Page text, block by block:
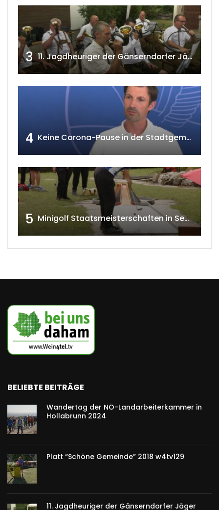
3 11. Jagdheuriger der Gänserndorfer Jäger 2020 w4tv166
4 Keine Corona-Pause in der Stadtgemeinde Gänserndorf Teil 1. w4tv173-2021
5 Minigolf Staatsmeisterschaften in Seefeld-Kadolz w4tv174
BELIEBTE BEITRÄGE
Wandertag der NÖ-Landarbeiterkammer in
Hollabrunn 2024
Platt “Schöne Gemeinde” 2018 w4tv129
11. Jagdheuriger der Gänserndorfer Jäger